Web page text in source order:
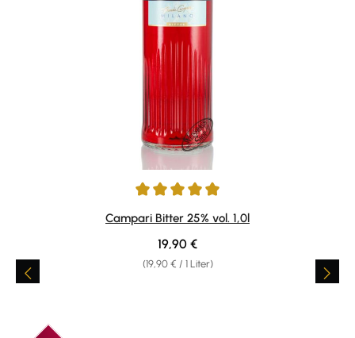
Durchschnittliche Bewertung von 4.92 von 5 Sternen
Campari Bitter 25% vol. 1,0l
(19,90 € / 1 Liter)
Regulärer Preis:
19,90 €